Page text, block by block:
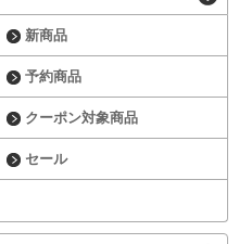
新商品
予約商品
クーポン対象商品
セール